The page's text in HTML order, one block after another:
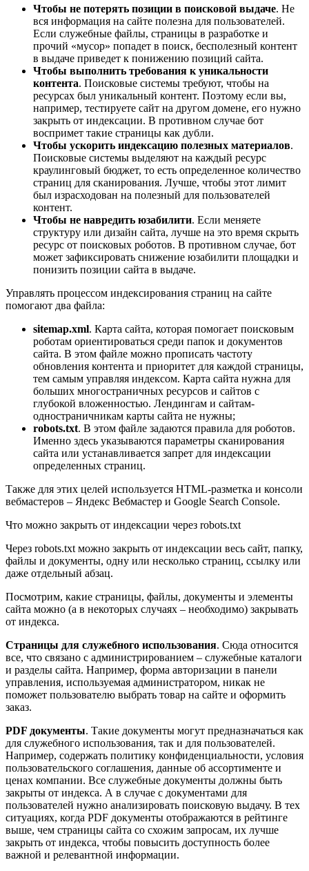
Чтобы не потерять позиции в поисковой выдаче. Не
вся информация на сайте полезна для пользователей.
Если служебные файлы, страницы в разработке и
прочий «мусор» попадет в поиск, бесполезный контент
в выдаче приведет к понижению позиций сайта.
Чтобы выполнить требования к уникальности
контента. Поисковые системы требуют, чтобы на
ресурсах был уникальный контент. Поэтому если вы,
например, тестируете сайт на другом домене, его нужно
закрыть от индексации. В противном случае бот
воспримет такие страницы как дубли.
Чтобы ускорить индексацию полезных материалов.
Поисковые системы выделяют на каждый ресурс
краулинговый бюджет, то есть определенное количество
страниц для сканирования. Лучше, чтобы этот лимит
был израсходован на полезный для пользователей
контент.
Чтобы не навредить юзабилити. Если меняете
структуру или дизайн сайта, лучше на это время скрыть
ресурс от поисковых роботов. В противном случае, бот
может зафиксировать снижение юзабилити площадки и
понизить позиции сайта в выдаче.
Управлять процессом индексирования страниц на сайте
помогают два файла:
sitemap.xml. Карта сайта, которая помогает поисковым
роботам ориентироваться среди папок и документов
сайта. В этом файле можно прописать частоту
обновления контента и приоритет для каждой страницы,
тем самым управляя индексом. Карта сайта нужна для
больших многостраничных ресурсов и сайтов с
глубокой вложенностью. Лендингам и сайтам-
одностраничникам карты сайта не нужны;
robots.txt. В этом файле задаются правила для роботов.
Именно здесь указываются параметры сканирования
сайта или устанавливается запрет для индексации
определенных страниц.
Также для этих целей используется HTML-разметка и консоли
вебмастеров – Яндекс Вебмастер и Google Search Console.
Что можно закрыть от индексации через robots.txt
Через robots.txt можно закрыть от индексации весь сайт, папку,
файлы и документы, одну или несколько страниц, ссылку или
даже отдельный абзац.
Посмотрим, какие страницы, файлы, документы и элементы
сайта можно (а в некоторых случаях – необходимо) закрывать
от индекса.
Страницы для служебного использования. Сюда относится
все, что связано с администрированием – служебные каталоги
и разделы сайта. Например, форма авторизации в панели
управления, используемая администратором, никак не
поможет пользователю выбрать товар на сайте и оформить
заказ.
PDF документы. Такие документы могут предназначаться как
для служебного использования, так и для пользователей.
Например, содержать политику конфиденциальности, условия
пользовательского соглашения, данные об ассортименте и
ценах компании. Все служебные документы должны быть
закрыты от индекса. А в случае с документами для
пользователей нужно анализировать поисковую выдачу. В тех
ситуациях, когда PDF документы отображаются в рейтинге
выше, чем страницы сайта со схожим запросам, их лучше
закрыть от индекса, чтобы повысить доступность более
важной и релевантной информации.